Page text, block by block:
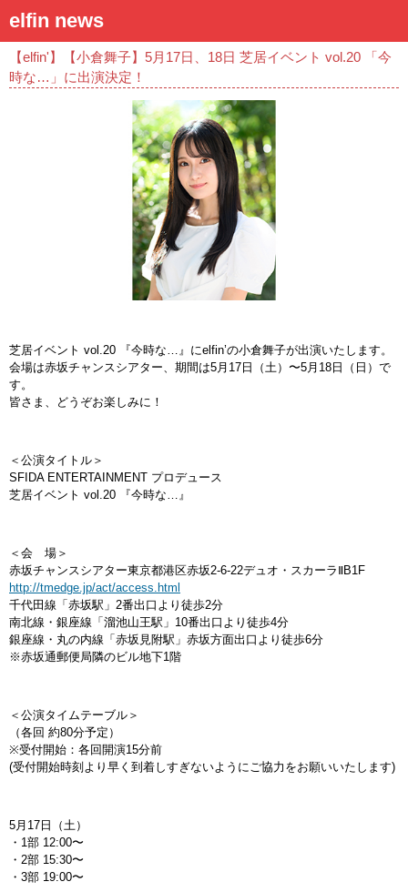
elfin news
【elfin'】【小倉舞子】5月17日、18日 芝居イベント vol.20 「今
時な…」に出演決定！
芝居イベント vol.20 『今時な…』にelfin’の小倉舞子が出演いたします。
会場は赤坂チャンスシアター、期間は5月17日（土）〜5月18日（日）で
す。
皆さま、どうぞお楽しみに！
＜公演タイトル＞
SFIDA ENTERTAINMENT プロデュース
芝居イベント vol.20 『今時な…』
＜会 場＞
赤坂チャンスシアター東京都港区赤坂2-6-22デュオ・スカーラⅡB1F
http://tmedge.jp/act/access.html
千代田線「赤坂駅」2番出口より徒歩2分
南北線・銀座線「溜池山王駅」10番出口より徒歩4分
銀座線・丸の内線「赤坂見附駅」赤坂方面出口より徒歩6分
※赤坂通郵便局隣のビル地下1階
＜公演タイムテーブル＞
（各回 約80分予定）
※受付開始：各回開演15分前
(受付開始時刻より早く到着しすぎないようにご協力をお願いいたします)
5月17日（土）
・1部 12:00〜
・2部 15:30〜
・3部 19:00〜